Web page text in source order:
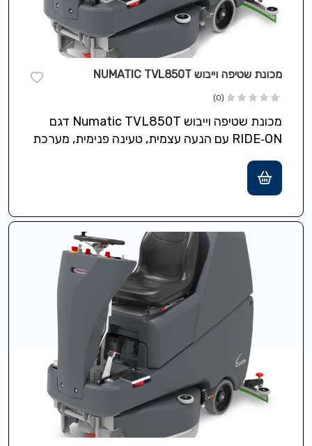
מכונת שטיפה וייבוש NUMATIC TVL850T
(0)
מכונת שטיפה וייבוש Numatic TVL850T דגם
RIDE‑ON עם הנעה עצמית, טעינה פנימית, מערכת
כולל…